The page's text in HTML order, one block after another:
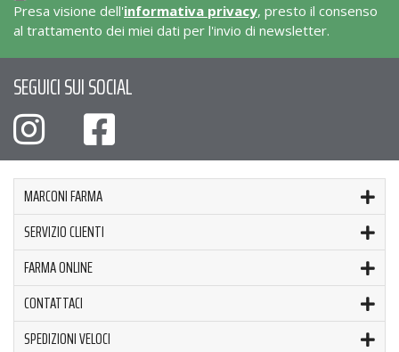
Presa visione dell'informativa privacy, presto il consenso
al trattamento dei miei dati per l'invio di newsletter.
SEGUICI SUI SOCIAL
MARCONI FARMA
SERVIZIO CLIENTI
FARMA ONLINE
CONTATTACI
SPEDIZIONI VELOCI